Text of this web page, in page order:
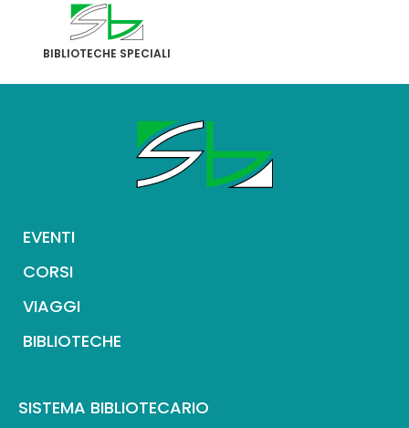
BIBLIOTECHE SPECIALI
EVENTI
CORSI
VIAGGI
BIBLIOTECHE
SISTEMA BIBLIOTECARIO